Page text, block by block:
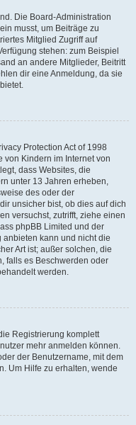
Die Board-Administration
musst, um Beiträge zu
Mitglied Zugriff auf
stehen: zum Beispiel
an andere Mitglieder, Beitritt
dir eine Anmeldung, da sie
Protection Act of 1998
von Kindern im Internet von
dass Websites, die
unter 13 Jahren erheben,
des oder der
unsicher bist, ob dies auf dich
versuchst, zutrifft, ziehe einen
phpBB Limited und der
anbieten kann und nicht die
Art ist; außer solchen, die
falls es Beschwerden oder
werden.
Registrierung komplett
mehr anmelden können.
der Benutzername, mit dem
Um Hilfe zu erhalten, wende